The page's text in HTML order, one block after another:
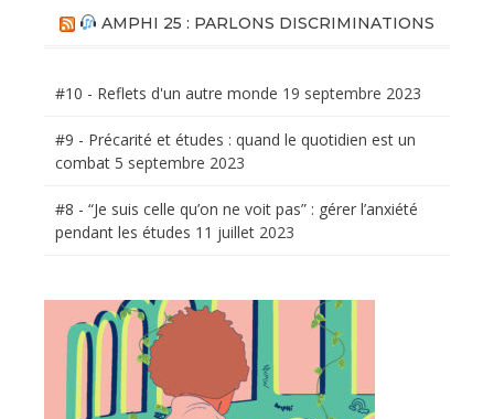
AMPHI 25 : PARLONS DISCRIMINATIONS
#10 - Reflets d'un autre monde 19 septembre 2023
#9 - Précarité et études : quand le quotidien est un
combat 5 septembre 2023
#8 - “Je suis celle qu’on ne voit pas” : gérer l’anxiété
pendant les études 11 juillet 2023